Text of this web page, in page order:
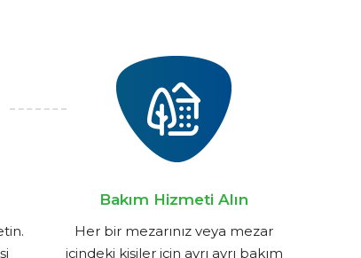
Bakım Hizmeti Alın
Her bir mezarınız veya mezar
içindeki kişiler için ayrı ayrı bakım